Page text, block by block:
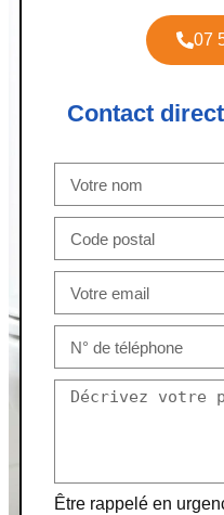
07
Contact
Être rappelé en